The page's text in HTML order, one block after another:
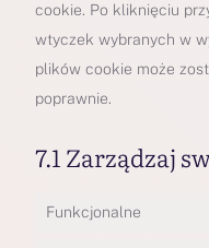
cookie. Po kliknięciu
wtyczek wybranych w
plików cookie może
poprawnie.
7.1 Zarządzaj
Funkcjonalne